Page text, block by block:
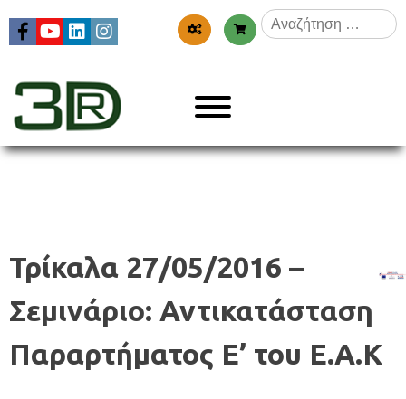
Αναζήτηση
για:
3dr
Τρίκαλα 27/05/2016 –
Σεμινάριο: Αντικατάσταση
Παραρτήματος Ε’ του Ε.Α.Κ